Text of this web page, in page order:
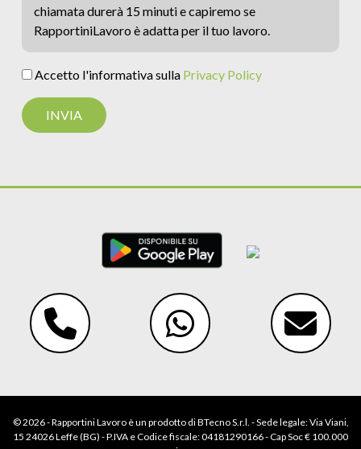
chiamata durerà 15 minuti e capiremo se
RapportiniLavoro è adatta per il tuo lavoro.
Accetto l'informativa sulla Privacy Policy
© 2026 - Rapportini Lavoro è un prodotto di BTecno S.r.l. - Sede legale: Via Viani,
15 24026 Leffe (BG) - P.IVA e Codice fiscale: 04181290166 - Cap Soc € 100.000